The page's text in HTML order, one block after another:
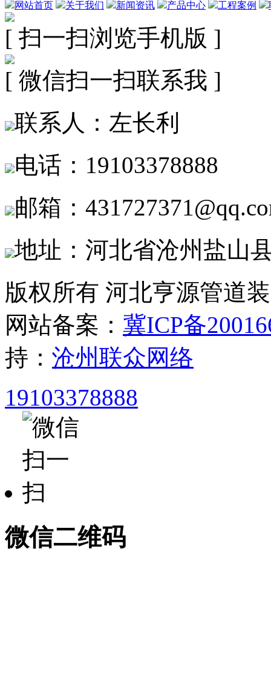
网站首页 关于我们 新闻资讯 产品中心 工程案例
[ 扫一扫浏览手机版 ]
[ 微信扫一扫联系我 ]
联系人：左长利
电话：19103378888
邮箱：
地址：河北省沧州盐山
版权所有 河北亨源管道
网站备案： 冀ICP备
持： 沧州联众网络
19103378888
微信二维码